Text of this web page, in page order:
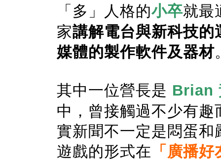
「多」人格的小卒就最
家講解電台與新科技
媒體的製作軟件及器材
其中一位營長是 Brian
中，曾接觸過不少有
實新聞不一定是悶蛋
遊戲的形式在 「廣播